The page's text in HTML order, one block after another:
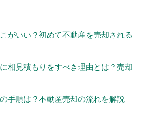
がいい？初めて不動産を売却される
相見積もりをすべき理由とは？売却
手順は？不動産売却の流れを解説